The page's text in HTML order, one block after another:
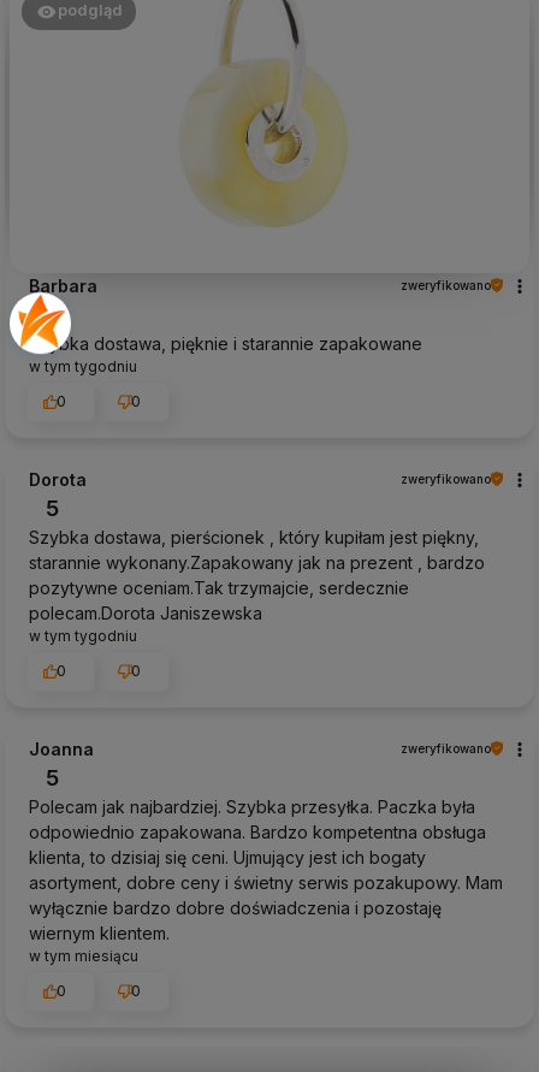
podgląd
Barbara zweryfikowano
5
Szybka dostawa, pięknie i starannie zapakowane
w tym tygodniu
0
0
Dorota zweryfikowano
5
Szybka dostawa, pierścionek , który kupiłam jest piękny,
starannie wykonany.Zapakowany jak na prezent , bardzo
pozytywne oceniam.Tak trzymajcie, serdecznie
polecam.Dorota Janiszewska
w tym tygodniu
0
0
Joanna zweryfikowano
5
Polecam jak najbardziej. Szybka przesyłka. Paczka była
odpowiednio zapakowana. Bardzo kompetentna obsługa
klienta, to dzisiaj się ceni. Ujmujący jest ich bogaty
asortyment, dobre ceny i świetny serwis pozakupowy. Mam
wyłącznie bardzo dobre doświadczenia i pozostaję
wiernym klientem.
w tym miesiącu
0
0